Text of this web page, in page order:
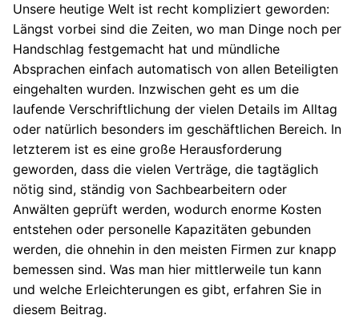
Stars
Unsere heutige Welt ist recht kompliziert geworden:
Längst vorbei sind die Zeiten, wo man Dinge noch per
Handschlag festgemacht hat und mündliche
Absprachen einfach automatisch von allen Beteiligten
eingehalten wurden. Inzwischen geht es um die
laufende Verschriftlichung der vielen Details im Alltag
oder natürlich besonders im geschäftlichen Bereich. In
letzterem ist es eine große Herausforderung
geworden, dass die vielen Verträge, die tagtäglich
nötig sind, ständig von Sachbearbeitern oder
Anwälten geprüft werden, wodurch enorme Kosten
entstehen oder personelle Kapazitäten gebunden
werden, die ohnehin in den meisten Firmen zur knapp
bemessen sind. Was man hier mittlerweile tun kann
und welche Erleichterungen es gibt, erfahren Sie in
diesem Beitrag.